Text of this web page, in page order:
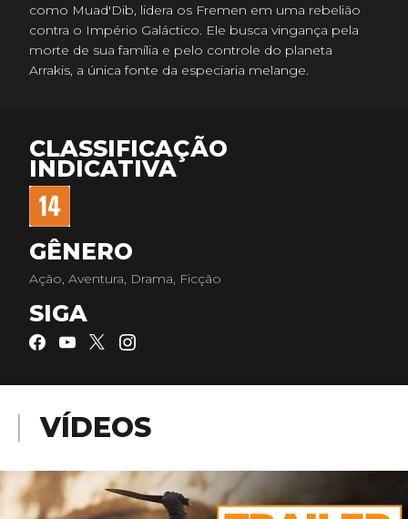
como Muad'Dib, lidera os Fremen em uma rebelião
contra o Império Galáctico. Ele busca vingança pela
morte de sua família e pelo controle do planeta
Arrakis, a única fonte da especiaria melange.
CLASSIFICAÇÃO
INDICATIVA
GÊNERO
Ação, Aventura, Drama, Ficção
SIGA
VÍDEOS